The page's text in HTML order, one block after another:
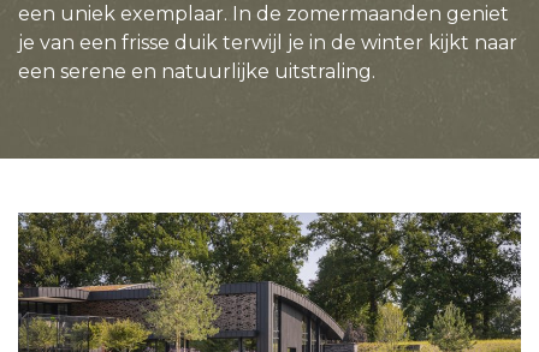
een uniek exemplaar. In de zomermaanden geniet
je van een frisse duik terwijl je in de winter kijkt naar
een serene en natuurlijke uitstraling.